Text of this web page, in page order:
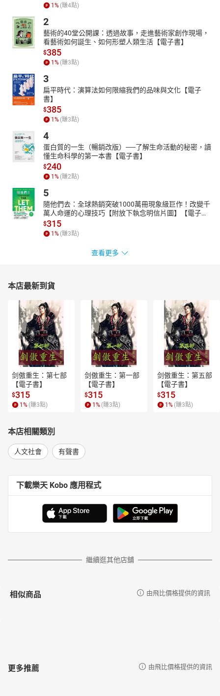
1% (賺4點)
2
藝術的40堂公開課：透過故事，走進藝術家創作現場，
看藝術如何誕生、如何形塑人類生活【電子書】
$385
1% (賺3點)
3
扁平時代：演算法如何限縮我們的品味與文化【電子
書】
$385
1% (賺3點)
4
蛋白質的一生（暢銷改版）──了解生命活動的秘密，讀
懂生命科學的第一本書【電子書】
$240
1% (賺2點)
5
隨他們去：全球熱銷突破1000萬冊現象級巨作！改變千
萬人命運的心理技巧【附放下執念明信片圖】【電子
書】
$315
1% (賺3點)
查看更多
本店最新到貨
剑傲重生：第七部
【電子書】
$315
1 % (賺3點)
剑傲重生：第一部
【電子書】
$315
1 % (賺3點)
剑傲重生：第五部
【電子書】
$315
1 % (賺3點)
本店相關類別
人文社會 有聲書
下載樂天 Kobo 應用程式
繼續逛其他店舖
相似商品 由飛比價格提供的資訊
更多推薦 由飛比價格提供的資訊